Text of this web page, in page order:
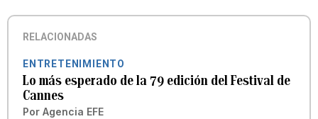
RELACIONADAS
ENTRETENIMIENTO
Lo más esperado de la 79 edición del Festival de
Cannes
Por Agencia EFE